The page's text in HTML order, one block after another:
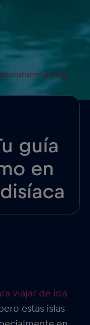
en una
guía
en
viajar de isla
estas islas